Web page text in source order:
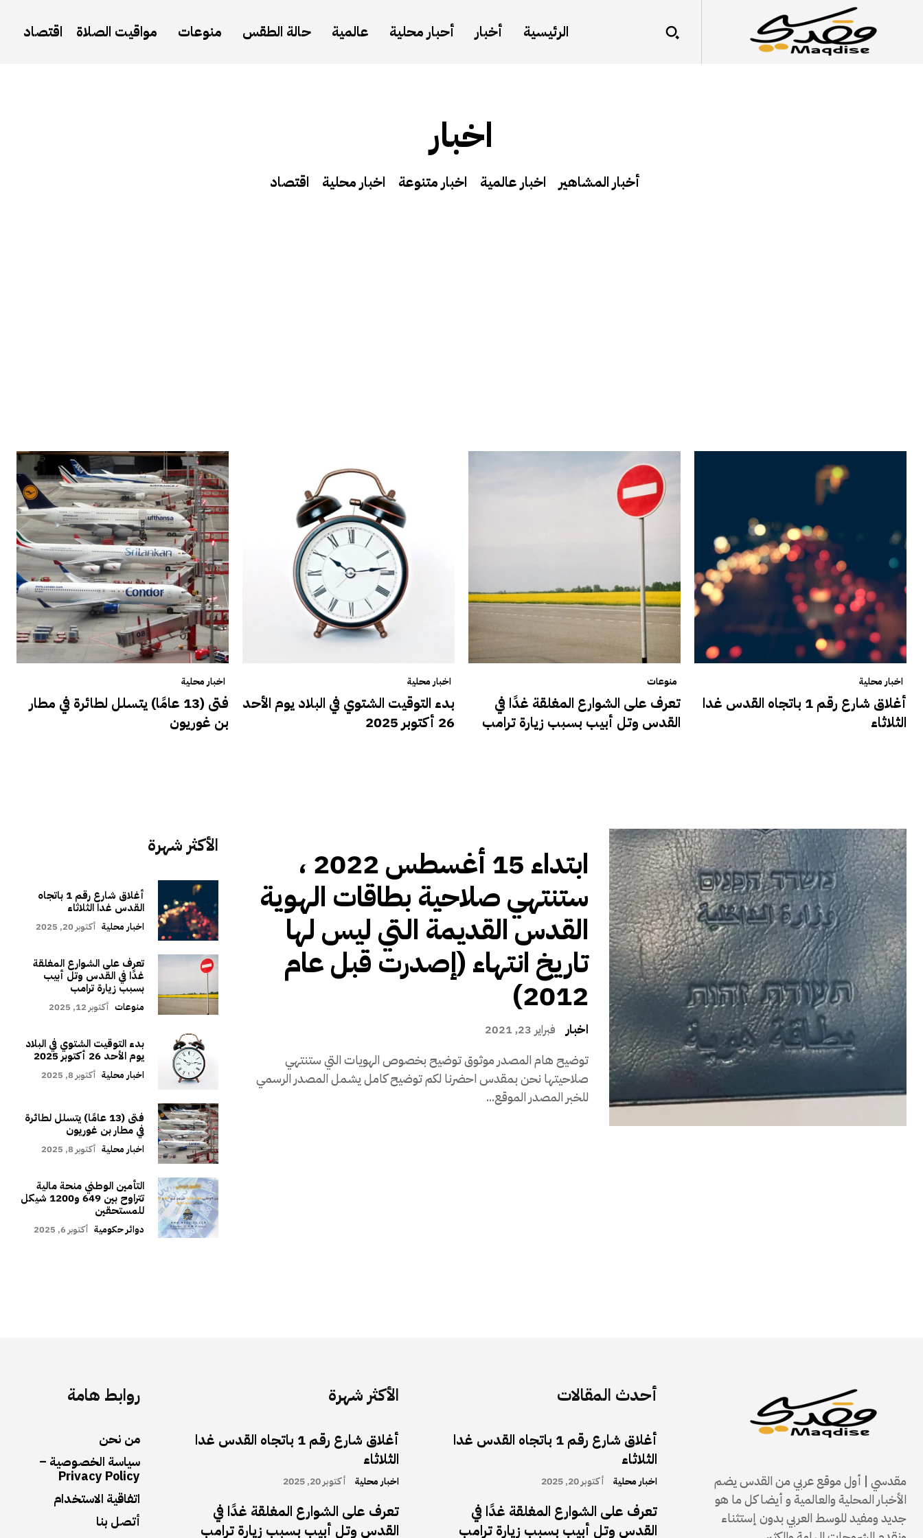
الرئيسية أخبار أحبار محلية عالمية حالة الطقس منوعات مواقيت الصلاة اقتصاد
اخبار
أخبار المشاهير اخبار عالمية اخبار متنوعة اخبار محلية اقتصاد
اخبار محلية
أغلاق شارع رقم 1 باتجاه القدس غدا
الثلاثاء
منوعات
تعرف على الشوارع المغلقة غدًا في
القدس وتل أبيب بسبب زيارة ترامب
اخبار محلية
بدء التوقيت الشتوي في البلاد يوم الأحد
26 أكتوبر 2025
اخبار محلية
فتى (13 عامًا) يتسلل لطائرة في مطار
بن غوريون
الأكثر شهرة
أغلاق شارع رقم 1 باتجاه
القدس غدا الثلاثاء
اخبار محلية أكتوبر 20, 2025
تعرف على الشوارع المغلقة
غدًا في القدس وتل أبيب
بسبب زيارة ترامب
منوعات أكتوبر 12, 2025
بدء التوقيت الشتوي في البلاد
يوم الأحد 26 أكتوبر 2025
اخبار محلية أكتوبر 8, 2025
فتى (13 عامًا) يتسلل لطائرة
في مطار بن غوريون
اخبار محلية أكتوبر 8, 2025
التأمين الوطني منحة مالية
تتراوح بين 649 و1200 شيكل
للمستحقين
دوائر حكومية أكتوبر 6, 2025
ابتداء 15 أغسطس 2022 ،
ستنتهي صلاحية بطاقات الهوية
القدس القديمة التي ليس لها
تاريخ انتهاء (إصدرت قبل عام
2012)
اخبار فبراير 23, 2021
توضيح هام المصدر موثوق توضيح بخصوص الهويات التي ستنتهي
صلاحيتها نحن بمقدس احضرنا لكم توضيح كامل يشمل المصدر الرسمي
للخبر المصدر الموقع...
روابط هامة
من نحن
سياسة الخصوصية –
Privacy Policy
اتفاقية الاستخدام
أتصل بنا
الأكثر شهرة
أغلاق شارع رقم 1 باتجاه القدس غدا
الثلاثاء
اخبار محلية أكتوبر 20, 2025
تعرف على الشوارع المغلقة غدًا في
القدس وتل أبيب بسبب زيارة ترامب
أحدث المقالات
أغلاق شارع رقم 1 باتجاه القدس غدا
الثلاثاء
اخبار محلية أكتوبر 20, 2025
تعرف على الشوارع المغلقة غدًا في
القدس وتل أبيب بسبب زيارة ترامب
مقدسي | أول موقع عربي من القدس يضم
الأخبار المحلية والعالمية و أيضا كل ما هو
جديد ومفيد للوسط العربي بدون إستثناء